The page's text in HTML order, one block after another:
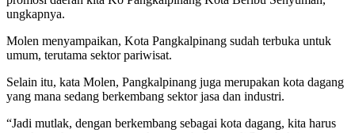
ungkapnya.
Molen menyampaikan, Kota Pangkalpinang sudah terbuka untuk
umum, terutama sektor pariwisat.
Selain itu, kata Molen, Pangkalpinang juga merupakan kota dagang
yang mana sedang berkembang sektor jasa dan industri.
“Jadi mutlak, dengan berkembang sebagai kota dagang, kita harus